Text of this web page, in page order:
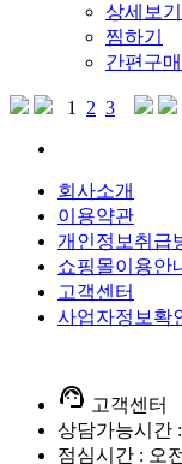
상세보기
찜하기
간편구매
1 2 3
회사소개
이용약관
개인정보취급
쇼핑몰이용안
고객센터
사업자정보확
support_agent 고객센터
상담가능시간
점심시간 : 오